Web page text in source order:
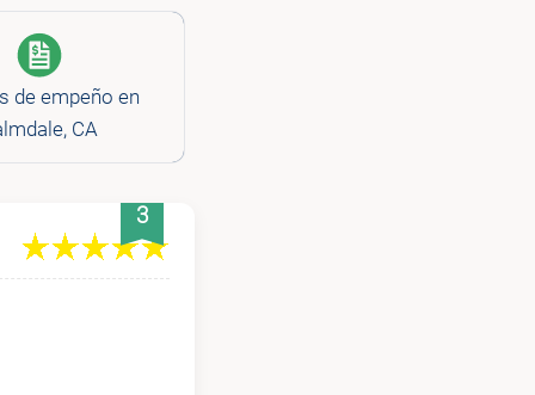
de empeño en
CA
3